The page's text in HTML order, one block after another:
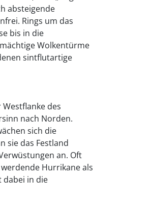
absteigende
Rings um das
bis in die
Wolkentürme
sintflutartige
des
nach Norden.
sich die
sie das Festland
an. Oft
Hurrikane als
dabei in die